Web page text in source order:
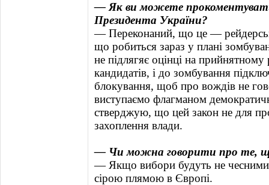
— Як ви можете
Президента України?
— Переконаний, що це —
що робиться зараз у плані
не підлягяє оцінці на прийнятному
кандидатів, і до зомбування
блокування, щоб про вождів не
виступаємо флагманом
стверджую, що цей закон не для
захоплення влади.
— Чи можна говорити про те,
— Якщо вибори будуть не
сірою плямою в Європі.